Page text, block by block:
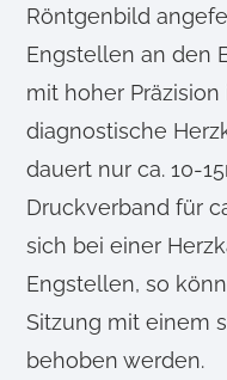
Röntgenbild
Engstellen an den
mit hoher
diagnostische
dauert nur ca. 10-
Druckverband für
sich bei einer
Engstellen, so
Sitzung mit einem
behoben werden.